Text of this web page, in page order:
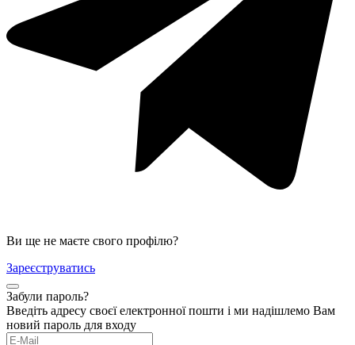
Ви ще не маєте свого профілю?
Зареєструватись
Забули пароль?
Введіть адресу своєї електронної пошти і ми надішлемо Вам
новий пароль для входу